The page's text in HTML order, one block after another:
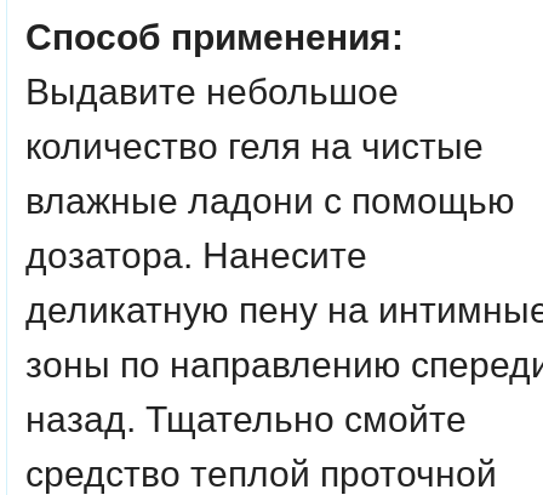
Способ применения:
Выдавите небольшое
количество геля на чистые
влажные ладони с помощью
дозатора. Нанесите
деликатную пену на
зоны по направлению
назад. Тщательно смойте
средство теплой проточной